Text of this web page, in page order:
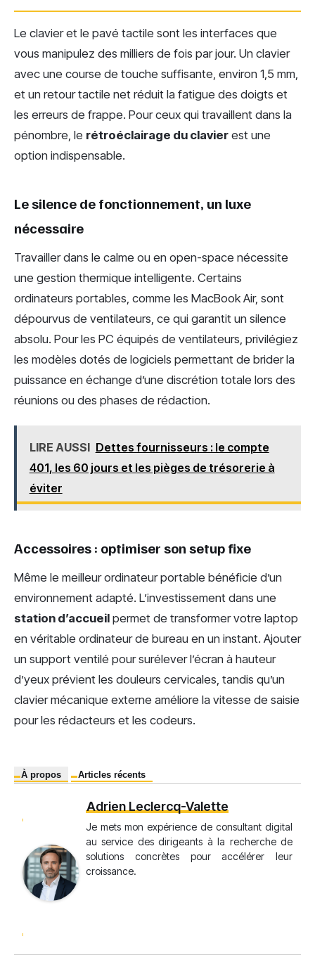
Le clavier et le pavé tactile sont les interfaces que
vous manipulez des milliers de fois par jour. Un clavier
avec une course de touche suffisante, environ 1,5 mm,
et un retour tactile net réduit la fatigue des doigts et
les erreurs de frappe. Pour ceux qui travaillent dans la
pénombre, le rétroéclairage du clavier est une
option indispensable.
Le silence de fonctionnement, un luxe
nécessaire
Travailler dans le calme ou en open-space nécessite
une gestion thermique intelligente. Certains
ordinateurs portables, comme les MacBook Air, sont
dépourvus de ventilateurs, ce qui garantit un silence
absolu. Pour les PC équipés de ventilateurs, privilégiez
les modèles dotés de logiciels permettant de brider la
puissance en échange d’une discrétion totale lors des
réunions ou des phases de rédaction.
LIRE AUSSI Dettes fournisseurs : le compte
401, les 60 jours et les pièges de trésorerie à
éviter
Accessoires : optimiser son setup fixe
Même le meilleur ordinateur portable bénéficie d’un
environnement adapté. L’investissement dans une
station d’accueil permet de transformer votre laptop
en véritable ordinateur de bureau en un instant. Ajouter
un support ventilé pour surélever l’écran à hauteur
d’yeux prévient les douleurs cervicales, tandis qu’un
clavier mécanique externe améliore la vitesse de saisie
pour les rédacteurs et les codeurs.
À propos Articles récents
Adrien Leclercq-Valette
Je mets mon expérience de consultant digital
au service des dirigeants à la recherche de
solutions concrètes pour accélérer leur
croissance.